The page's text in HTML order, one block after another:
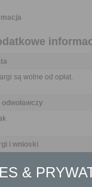
są wolne od opłat.
i wnioski
naruszenie
&